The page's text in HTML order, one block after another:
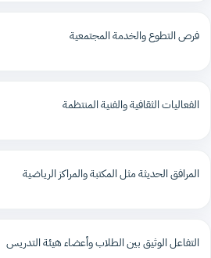
فرص التطوع والخدمة المجتمعية
الفعاليات الثقافية والفنية المنتظمة
المرافق الحديثة مثل المكتبة والمراكز الرياضية
التفاعل الوثيق بين الطلاب وأعضاء هيئة التدريس